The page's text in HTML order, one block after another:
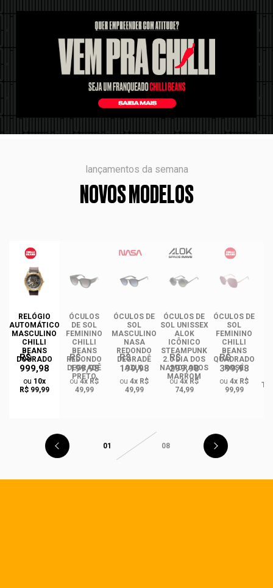
lançamentos da semana
NOVOS MODELOS
RELÓGIO
AUTOMÁTICO
MASCULINO
CHILLI
BEANS
DOURADO
R$
999,98
ou 10x
R$ 99,99
ÓCULOS
DE SOL
FEMININO
CHILLI
BEANS
REDONDO
DEGRADÊ
PRETO
R$
199,98
ou4x R$
49,99
ÓCULOS DE
SOL
MASCULINO
NASA
REDONDO
DEGRADÊ
AZUL
R$
199,98
ou 4x R$
49,99
ÓCULOS DE
SOL UNISSEX
ALOK
ICÔNICO
STEAMPUNK
2.0 DIA DOS
NAMORADOS
MARROM
R$
299,98
ou4x R$
74,99
ÓCULOS DE
SOL
FEMININO
CHILLI
BEANS
QUADRADO
ROSÉ
R$
399,98
ou 4x R$
99,99
01 08